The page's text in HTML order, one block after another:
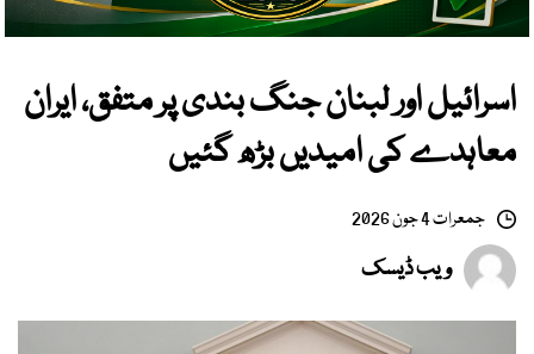
اسرائیل اور لبنان جنگ بندی پر متفق، ایران
معاہدے کی امیدیں بڑھ گئیں
جمعرات 4 جون 2026
ویب ڈیسک